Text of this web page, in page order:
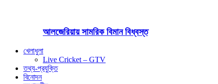
আলজেরিয়ায় সামরিক বিমান বিধ্বস্ত
খেলাধুলা
Live Cricket – GTV
তথ্য-প্রযুক্তি
বিনোদন